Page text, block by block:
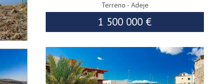
Terreno - Adeje
1 500 000 €